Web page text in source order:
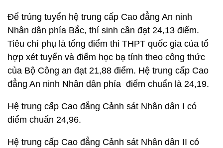
Để trúng tuyển hệ trung cấp Cao đẳng An ninh
Nhân dân phía Bắc, thí sinh cần đạt 24,13 điểm.
Tiêu chí phụ là tổng điểm thi THPT quốc gia của tổ
hợp xét tuyển và điểm học bạ tính theo công thức
của Bộ Công an đạt 21,88 điểm. Hệ trung cấp Cao
đẳng An ninh Nhân dân phía điểm chuẩn là 24,19.
Hệ trung cấp Cao đẳng Cảnh sát Nhân dân I có
điểm chuẩn 24,96.
Hệ trung cấp Cao đẳng Cảnh sát Nhân dân II có